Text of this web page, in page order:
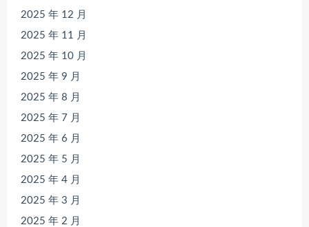
2025 年 12 月
2025 年 11 月
2025 年 10 月
2025 年 9 月
2025 年 8 月
2025 年 7 月
2025 年 6 月
2025 年 5 月
2025 年 4 月
2025 年 3 月
2025 年 2 月